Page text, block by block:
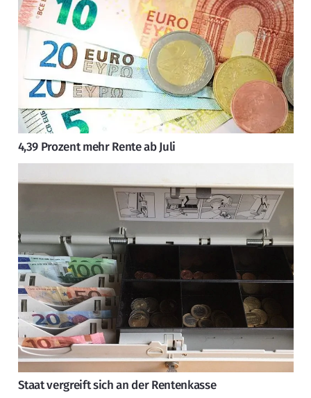
4,39 Prozent mehr Rente ab Juli
Staat vergreift sich an der Rentenkasse